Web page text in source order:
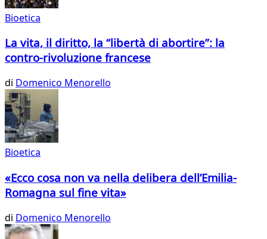
Bioetica
La vita, il diritto, la “libertà di abortire”: la
contro-rivoluzione francese
di Domenico Menorello
Bioetica
«Ecco cosa non va nella delibera dell’Emilia-
Romagna sul fine vita»
di Domenico Menorello